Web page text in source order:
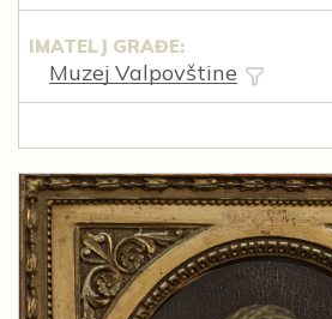
IMATELJ GRAĐE:
Muzej Valpovštine